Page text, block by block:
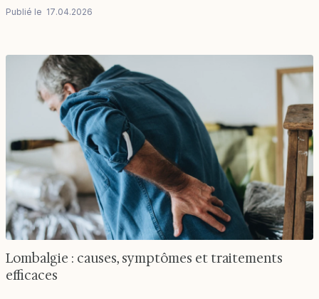
Publié le 17.04.2026
Lombalgie : causes, symptômes et traitements
efficaces